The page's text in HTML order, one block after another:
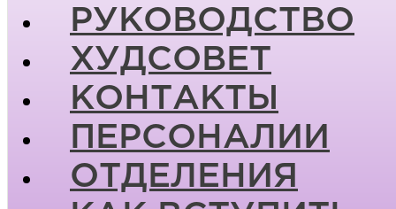
РУКОВОДСТВО
ХУДСОВЕТ
КОНТАКТЫ
ПЕРСОНАЛИИ
ОТДЕЛЕНИЯ